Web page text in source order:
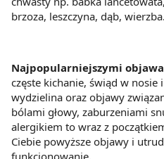
brzoza, leszczyna, dąb, wierzba.
Najpopularniejszymi
częste kichanie, świąd w
wydzielina oraz objawy
bólami głowy, zaburzeniami
alergikiem to wraz z
Ciebie powyższe objawy i
funkcjonowanie.